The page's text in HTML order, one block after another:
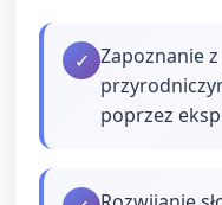
✓ Zapoznanie
poprzez